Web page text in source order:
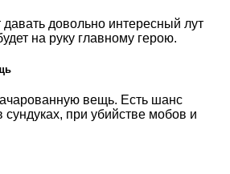
довольно интересный лут
на руку главному герою.
вещь. Есть шанс
сундуках, при убийстве мобов и